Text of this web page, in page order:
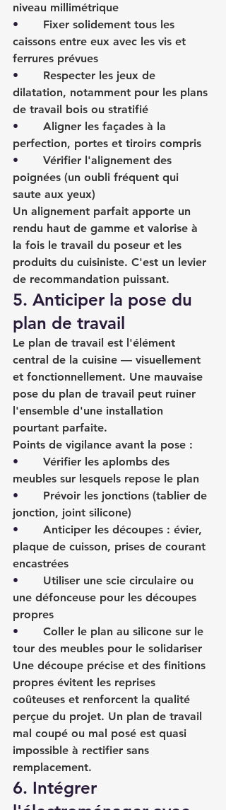
niveau millimétrique
• Fixer solidement tous les
caissons entre eux avec les vis et
ferrures prévues
• Respecter les jeux de
dilatation, notamment pour les plans
de travail bois ou stratifié
• Aligner les façades à la
perfection, portes et tiroirs compris
• Vérifier l'alignement des
poignées (un oubli fréquent qui
saute aux yeux)
Un alignement parfait apporte un
rendu haut de gamme et valorise à
la fois le travail du poseur et les
produits du cuisiniste. C'est un levier
de recommandation puissant.
5. Anticiper la pose du
plan de travail
Le plan de travail est l'élément
central de la cuisine — visuellement
et fonctionnellement. Une mauvaise
pose du plan de travail peut ruiner
l'ensemble d'une installation
pourtant parfaite.
Points de vigilance avant la pose :
• Vérifier les aplombs des
meubles sur lesquels repose le plan
• Prévoir les jonctions (tablier de
jonction, joint silicone)
• Anticiper les découpes : évier,
plaque de cuisson, prises de courant
encastrées
• Utiliser une scie circulaire ou
une défonceuse pour les découpes
propres
• Coller le plan au silicone sur le
tour des meubles pour le solidariser
Une découpe précise et des finitions
propres évitent les reprises
coûteuses et renforcent la qualité
perçue du projet. Un plan de travail
mal coupé ou mal posé est quasi
impossible à rectifier sans
remplacement.
6. Intégrer